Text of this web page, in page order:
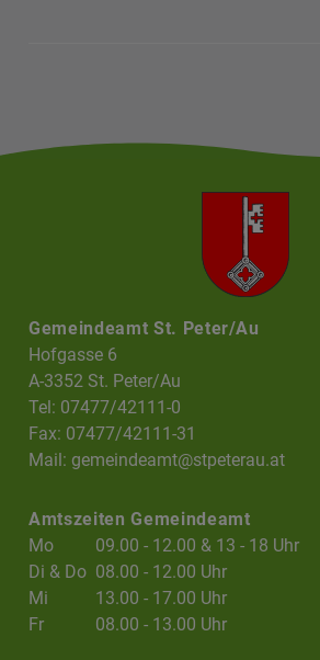
Gemeindeamt St. Peter/Au
Hofgasse 6
A-3352 St. Peter/Au
Tel: 07477/42111-0
Fax: 07477/42111-31
Mail:gemeindeamt@stpeterau.at
Amtszeiten Gemeindeamt
Mo
09.00 - 12.00 & 13 - 18 Uhr
Di & Do 08.00 - 12.00 Uhr
Mi
13.00 - 17.00 Uhr
Fr
08.00 - 13.00 Uhr